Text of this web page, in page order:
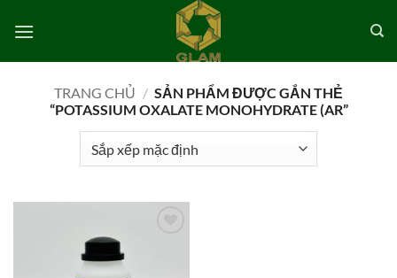
qua
TRANG CHỦ / SẢN PHẨM ĐƯỢC GẮN THẺ
“POTASSIUM OXALATE MONOHYDRATE (AR”